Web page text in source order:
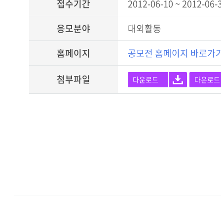
접수기간
2012-06-10 ~ 2012-06-
응모분야
대외활동
홈페이지
공모전 홈페이지 바로가
첨부파일
다운로드 다운로드